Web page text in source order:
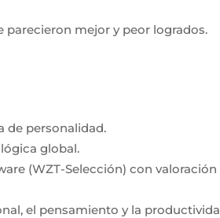
parecieron mejor y peor logrados.
de personalidad.
global.
(WZT-Selección) con valoración
el pensamiento y la